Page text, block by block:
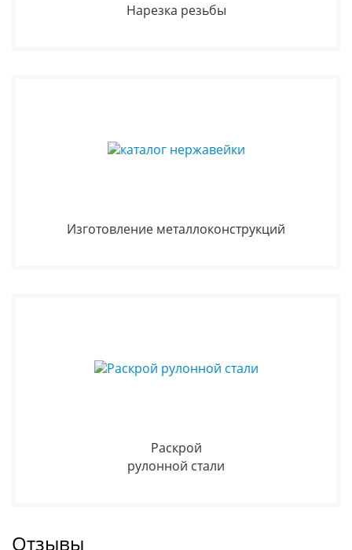
Нарезка резьбы
Изготовление металлоконструкций
Раскрой
рулонной стали
Отзывы